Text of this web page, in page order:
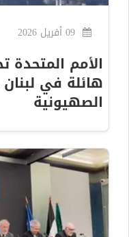
الأمم المتحدة
هائلة في
الصهيونية